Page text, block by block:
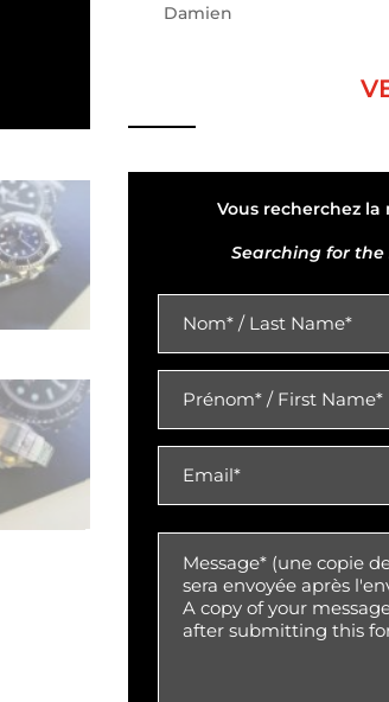
Damien
Vous recherchez
Searching for